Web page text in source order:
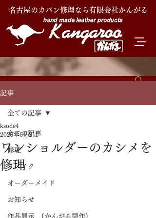
名古屋のカバン修理なら有限会社かんがる
記事
全ての記事
修理
リメイク
オーダーメイド
お知らせ
作品展示 (かんがる製作)
全ての記事
ワンショルダーのカシメを
修理
ksode4
2023年6月2日